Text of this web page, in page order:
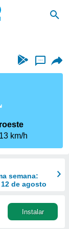
...
13 km/h
semana:
de agosto
Instalar